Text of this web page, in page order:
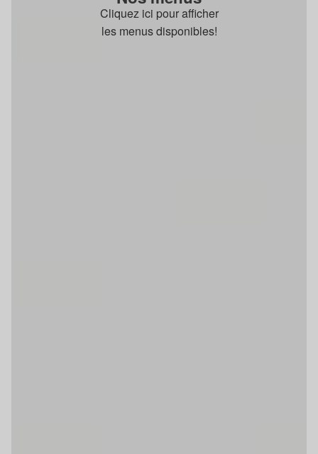
Cliquez ici pour afficher
les menus disponibles!